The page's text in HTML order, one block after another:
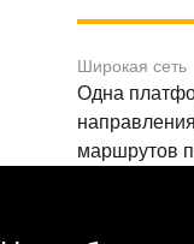
Широкая сеть
Одна
маршрутов